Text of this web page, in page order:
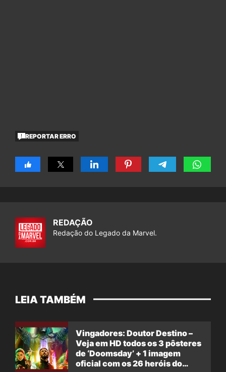
REPORTAR ERRO
REDAÇÃO
Redação do Legado da Marvel.
LEIA TAMBÉM
Vingadores: Doutor Destino –
Veja em HD todos os 3 pôsteres
de ‘Doomsday’ + 1 imagem
oficial com os 26 heróis do